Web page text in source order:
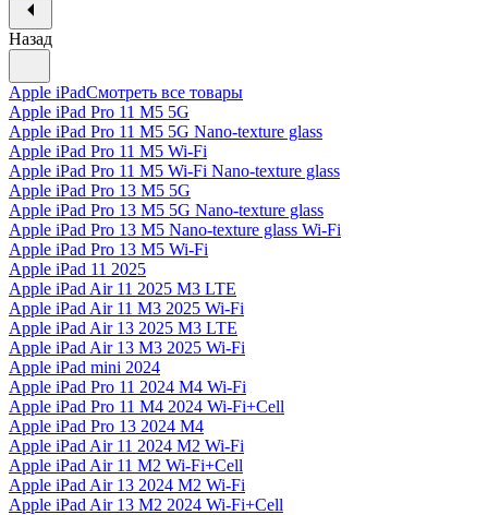
Назад
Apple iPadСмотреть все товары
Apple iPad Pro 11 M5 5G
Apple iPad Pro 11 M5 5G Nano-texture glass
Apple iPad Pro 11 M5 Wi-Fi
Apple iPad Pro 11 M5 Wi-Fi Nano-texture glass
Apple iPad Pro 13 M5 5G
Apple iPad Pro 13 M5 5G Nano-texture glass
Apple iPad Pro 13 M5 Nano-texture glass Wi-Fi
Apple iPad Pro 13 M5 Wi-Fi
Apple iPad 11 2025
Apple iPad Air 11 2025 M3 LTE
Apple iPad Air 11 M3 2025 Wi-Fi
Apple iPad Air 13 2025 M3 LTE
Apple iPad Air 13 M3 2025 Wi-Fi
Apple iPad mini 2024
Apple iPad Pro 11 2024 M4 Wi-Fi
Apple iPad Pro 11 M4 2024 Wi-Fi+Cell
Apple iPad Pro 13 2024 M4
Apple iPad Air 11 2024 M2 Wi-Fi
Apple iPad Air 11 M2 Wi-Fi+Cell
Apple iPad Air 13 2024 M2 Wi-Fi
Apple iPad Air 13 M2 2024 Wi-Fi+Cell